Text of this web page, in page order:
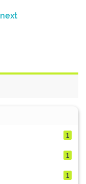
next
1
1
1